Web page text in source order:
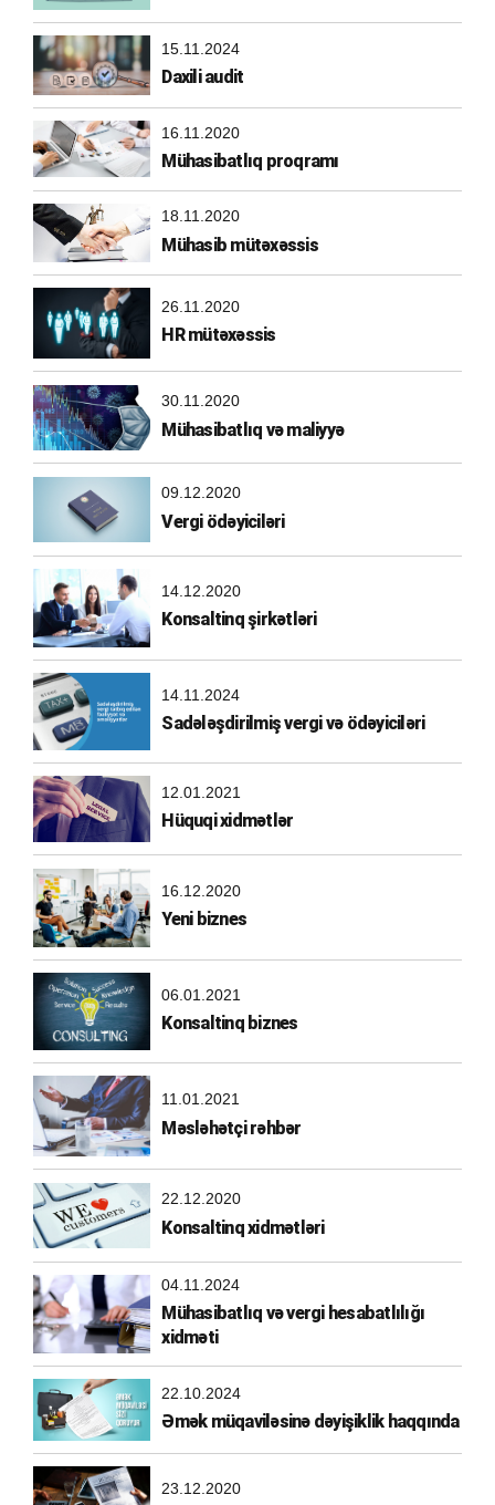
15.11.2024
Daxili audit
16.11.2020
Mühasibatlıq proqramı
18.11.2020
Mühasib mütəxəssis
26.11.2020
HR mütəxəssis
30.11.2020
Mühasibatlıq və maliyyə
09.12.2020
Vergi ödəyiciləri
14.12.2020
Konsaltinq şirkətləri
14.11.2024
Sadələşdirilmiş vergi və ödəyiciləri
12.01.2021
Hüquqi xidmətlər
16.12.2020
Yeni biznes
06.01.2021
Konsaltinq biznes
11.01.2021
Məsləhətçi rəhbər
22.12.2020
Konsaltinq xidmətləri
04.11.2024
Mühasibatlıq və vergi hesabatlılığı
xidməti
22.10.2024
Əmək müqaviləsinə dəyişiklik haqqında
23.12.2020